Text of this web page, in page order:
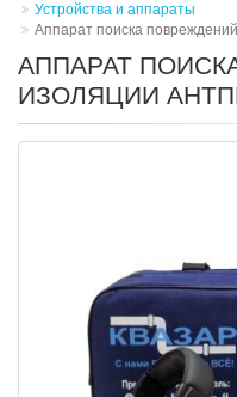
Устройства и аппараты
Аппарат поиска
АППАРАТ
ИЗОЛЯЦИИ